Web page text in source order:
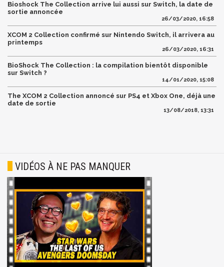
Bioshock The Collection arrive lui aussi sur Switch, la date de
sortie annoncée
26/03/2020, 16:58
XCOM 2 Collection confirmé sur Nintendo Switch, il arrivera au
printemps
26/03/2020, 16:31
BioShock The Collection : la compilation bientôt disponible
sur Switch ?
14/01/2020, 15:08
The XCOM 2 Collection annoncé sur PS4 et Xbox One, déjà une
date de sortie
13/08/2018, 13:31
VIDÉOS À NE PAS MANQUER